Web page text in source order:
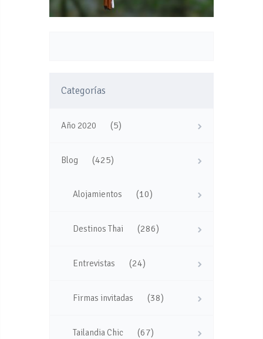
Categorías
Año 2020 (5)
Blog (425)
Alojamientos (10)
Destinos Thai (286)
Entrevistas (24)
Firmas invitadas (38)
Tailandia Chic (67)